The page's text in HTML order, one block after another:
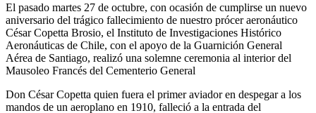
El pasado martes 27 de octubre, con ocasión de cumplirse un nuevo
aniversario del trágico fallecimiento de nuestro prócer aeronáutico
César Copetta Brosio, el Instituto de Investigaciones Histórico
Aeronáuticas de Chile, con el apoyo de la Guarnición General
Aérea de Santiago, realizó una solemne ceremonia al interior del
Mausoleo Francés del Cementerio General
Don César Copetta quien fuera el primer aviador en despegar a los
mandos de un aeroplano en 1910, falleció a la entrada del